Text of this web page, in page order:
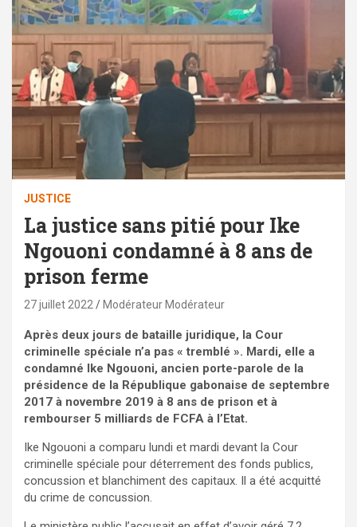
JUSTICE
La justice sans pitié pour Ike
Ngouoni condamné à 8 ans de
prison ferme
27 juillet 2022 Modérateur Modérateur
Après deux jours de bataille juridique, la Cour
criminelle spéciale n’a pas « tremblé ». Mardi, elle a
condamné Ike Ngouoni, ancien porte-parole de la
présidence de la République gabonaise de septembre
2017 à novembre 2019 à 8 ans de prison et à
rembourser 5 milliards de FCFA à l’Etat.
Ike Ngouoni a comparu lundi et mardi devant la Cour
criminelle spéciale pour déterrement des fonds publics,
concussion et blanchiment des capitaux. Il a été acquitté
du crime de concussion.